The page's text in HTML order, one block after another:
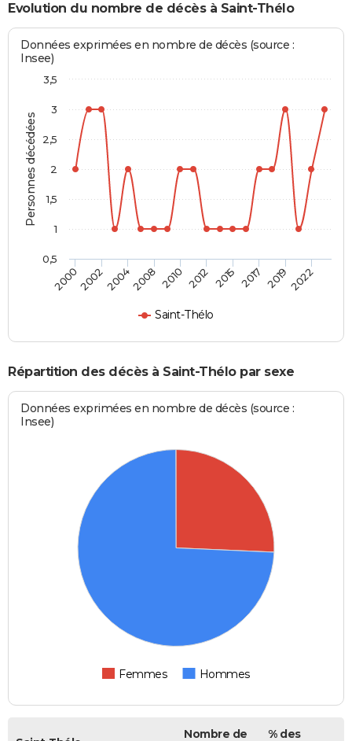
Evolution du nombre de décès à Saint-Thélo
Personnes décédées
Données exprimées en nombre de décès (source :
Insee)
Saint-Thélo
2000200220042008 2010 2012 2015 2017 20192022
0,5
1
1,5
2
2,5
3
3,5
Répartition des décès à Saint-Thélo par sexe
Données exprimées en nombre de décès (source :
Insee)
Femmes Hommes
Nombre de
% des